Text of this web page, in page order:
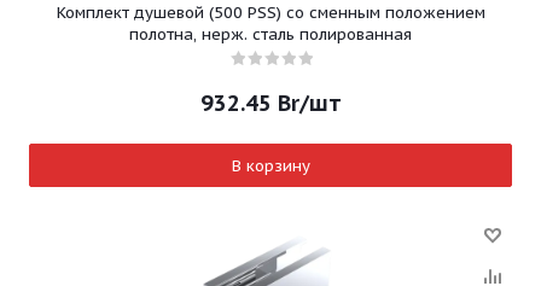
Комплект душевой (500 PSS) со сменным положением
полотна, нерж. сталь полированная
932.45 Br/шт
В корзину